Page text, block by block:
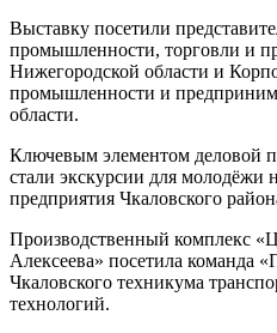
Выставку посетили
промышленности, торговли и
Нижегородской области и
промышленности и
области.
Ключевым элементом деловой
стали экскурсии для
предприятия Чкаловского
Производственный комплекс
Алексеева» посетила команда
Чкаловского техникума
технологий.